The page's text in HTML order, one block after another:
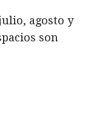
agosto y
son